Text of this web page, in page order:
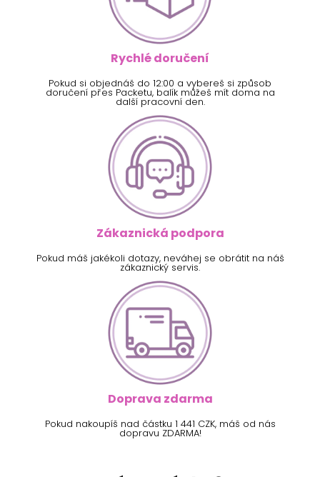
Rychlé doručení
Pokud si objednáš do 12:00 a vybereš si způsob
doručení přes Packetu, balík můžeš mít doma na
další pracovní den.
Zákaznická podpora
Pokud máš jakékoli dotazy, neváhej se obrátit na náš
zákaznický servis.
Doprava zdarma
Pokud nakoupíš nad částku 1 441 CZK, máš od nás
dopravu ZDARMA!